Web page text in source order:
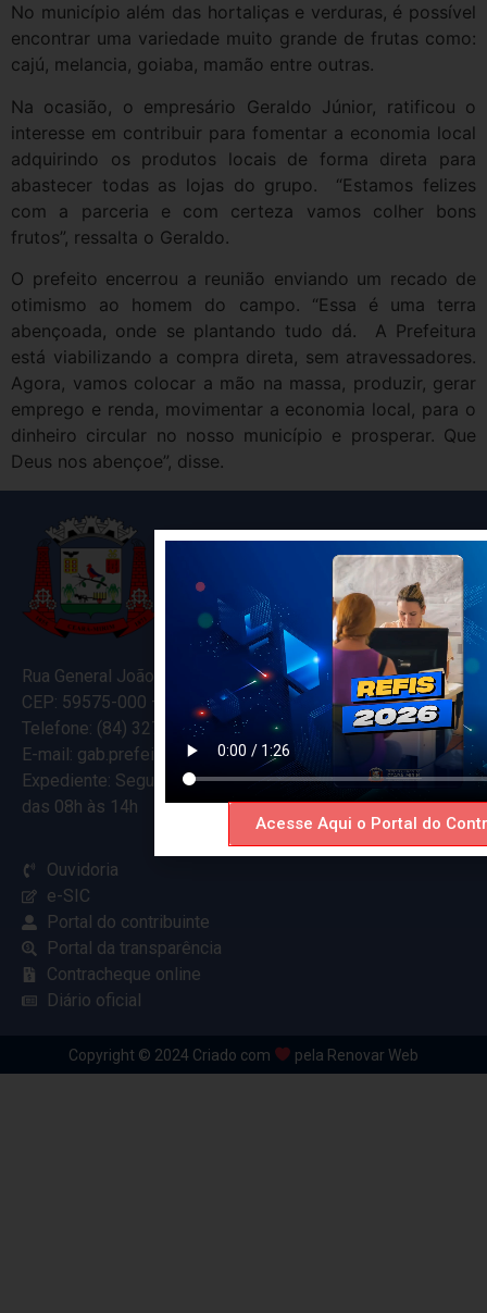
No município além das hortaliças e verduras, é possível
encontrar uma variedade muito grande de frutas como:
cajú, melancia, goiaba, mamão entre outras.
Na ocasião, o empresário Geraldo Júnior, ratificou o
interesse em contribuir para fomentar a economia local
adquirindo os produtos locais de forma direta para
abastecer todas as lojas do grupo. “Estamos felizes
com a parceria e com certeza vamos colher bons
frutos”, ressalta o Geraldo.
O prefeito encerrou a reunião enviando um recado de
otimismo ao homem do campo. “Essa é uma terra
abençoada, onde se plantando tudo dá. A Prefeitura
está viabilizando a compra direta, sem atravessadores.
Agora, vamos colocar a mão na massa, produzir, gerar
emprego e renda, movimentar a economia local, para o
dinheiro circular no nosso município e prosperar. Que
Deus nos abençoe”, disse.
Rua General João Varela, 635
CEP: 59575-000 – Ceará-Mirim – RN
Telefone: (84) 3274-5916
E-mail: gab.prefeitocearamirim@gmail.com
Expediente: Segunda à Sexta
das 08h às 14h
Ouvidoria
e-SIC
Portal do contribuinte
Portal da transparência
Contracheque online
Diário oficial
Copyright © 2024 Criado com pela Renovar Web
Acesse Aqui o Portal do